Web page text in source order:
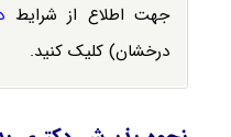
جهت اطلاع از شرایط
درخشان) کلیک کنید.